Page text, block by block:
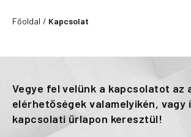
Főoldal Kapcsolat
Vegye fel velünk a kapcsolatot az
elérhetőségek valamelyikén, vagy
kapcsolati űrlapon keresztül!